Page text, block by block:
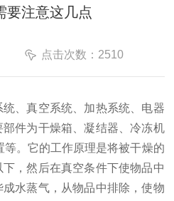
要注意这几点
点击次数：2510
统、真空系统、加热系统、电器
件为干燥箱、凝结器、冷冻机
。它的工作原理是将被干燥的
，然后在真空条件下使物品中
水蒸气，从物品中排除，使物